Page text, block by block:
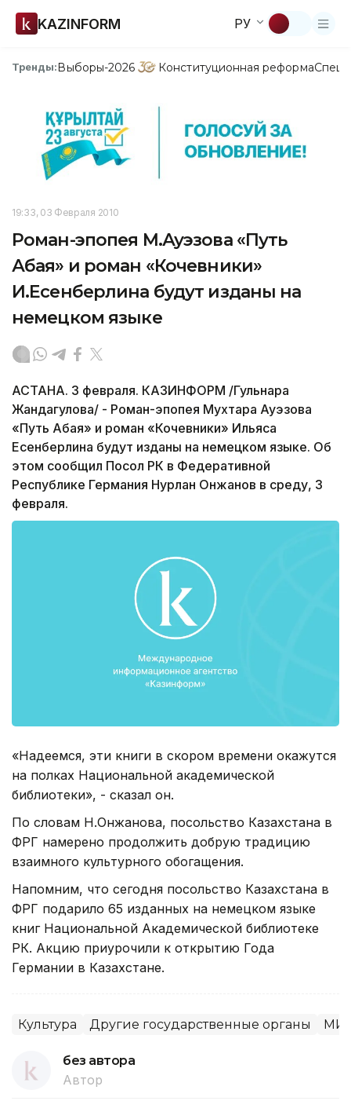
KAZINFORM РУ
Тренды:Выборы-2026 Конституционная реформа
19:33, 03 Февраля 2010
Роман-эпопея М.Ауэзова «Путь
Абая» и роман «Кочевники»
И.Есенберлина будут изданы на
немецком языке
АСТАНА. 3 февраля. КАЗИНФОРМ /Гульнара
Жандагулова/ - Роман-эпопея Мухтара Ауэзова
«Путь Абая» и роман «Кочевники» Ильяса
Есенберлина будут изданы на немецком языке. Об
этом сообщил Посол РК в Федеративной
Республике Германия Нурлан Онжанов в среду, 3
февраля.
«Надеемся, эти книги в скором времени окажутся
на полках Национальной академической
библиотеки», - сказал он.
По словам Н.Онжанова, посольство Казахстана в
ФРГ намерено продолжить добрую традицию
взаимного культурного обогащения.
Напомним, что сегодня посольство Казахстана в
ФРГ подарило 65 изданных на немецком языке
книг Национальной Академической библиотеке
РК. Акцию приурочили к открытию Года
Германии в Казахстане.
Культура Другие государственные органы
без автора
Автор